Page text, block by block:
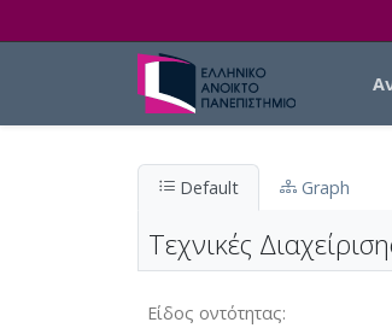
Default Graph
Τεχνικές
Είδος οντότητας